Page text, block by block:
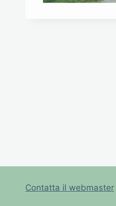
Contatta il webmaster